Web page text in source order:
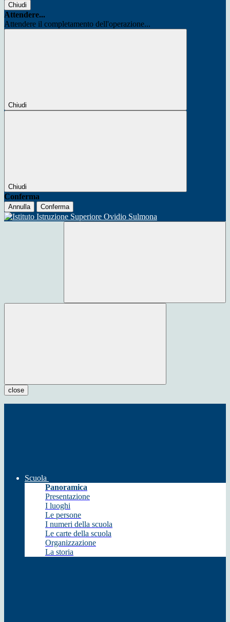
Chiudi
Attendere...
Attendere il completamento dell'operazione...
Chiudi
Chiudi
Conferma
Annulla Conferma
close
Scuola
Panoramica
Presentazione
I luoghi
Le persone
I numeri della scuola
Le carte della scuola
Organizzazione
La storia